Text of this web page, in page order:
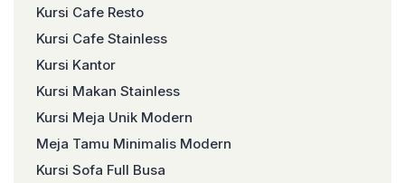
Kursi Cafe Resto
Kursi Cafe Stainless
Kursi Kantor
Kursi Makan Stainless
Kursi Meja Unik Modern
Meja Tamu Minimalis Modern
Kursi Sofa Full Busa